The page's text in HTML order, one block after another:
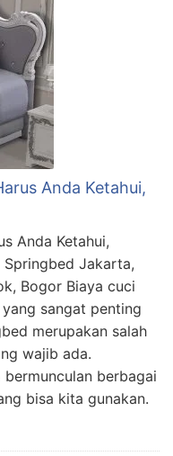
Anda Ketahui,
Anda Ketahui,
Jakarta,
Bogor Biaya cuci
sangat penting
merupakan salah
wajib ada.
berbagai
bisa kita gunakan.